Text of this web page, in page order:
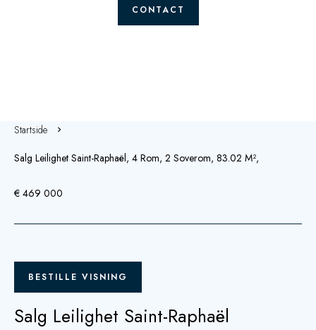
CONTACT
Startside
Salg Leilighet Saint-Raphaël, 4 Rom, 2 Soverom, 83.02 M²,
€ 469 000
BESTILLE VISNING
Salg Leilighet Saint-Raphaël